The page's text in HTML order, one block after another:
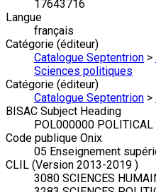
17643716
Langue
français
Catégorie (éditeur)
Catalogue Septentrion >
Sciences politiques
Catégorie (éditeur)
Catalogue Septentrion >
BISAC Subject Heading
POL000000 POLITICAL
Code publique Onix
05 Enseignement
CLIL (Version 2013-2019 )
3080 SCIENCES